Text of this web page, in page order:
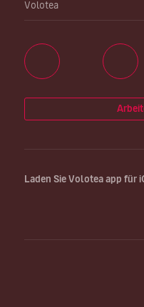
Volotea
Laden Sie Volotea app für